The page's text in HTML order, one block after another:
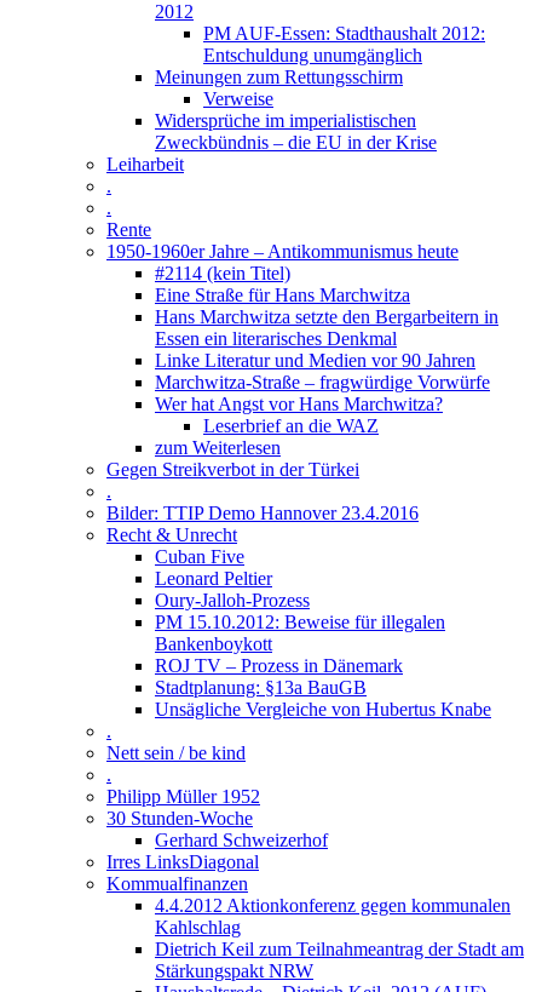
2012
PM AUF-Essen: Stadthaushalt 2012:
Entschuldung unumgänglich
Meinungen zum Rettungsschirm
Verweise
Widersprüche im imperialistischen
Zweckbündnis – die EU in der Krise
Leiharbeit
.
.
Rente
1950-1960er Jahre – Antikommunismus heute
#2114 (kein Titel)
Eine Straße für Hans Marchwitza
Hans Marchwitza setzte den Bergarbeitern in
Essen ein literarisches Denkmal
Linke Literatur und Medien vor 90 Jahren
Marchwitza-Straße – fragwürdige Vorwürfe
Wer hat Angst vor Hans Marchwitza?
Leserbrief an die WAZ
zum Weiterlesen
Gegen Streikverbot in der Türkei
.
Bilder: TTIP Demo Hannover 23.4.2016
Recht & Unrecht
Cuban Five
Leonard Peltier
Oury-Jalloh-Prozess
PM 15.10.2012: Beweise für illegalen
Bankenboykott
ROJ TV – Prozess in Dänemark
Stadtplanung: §13a BauGB
Unsägliche Vergleiche von Hubertus Knabe
.
Nett sein / be kind
.
Philipp Müller 1952
30 Stunden-Woche
Gerhard Schweizerhof
Irres LinksDiagonal
Kommualfinanzen
4.4.2012 Aktionkonferenz gegen kommunalen
Kahlschlag
Dietrich Keil zum Teilnahmeantrag der Stadt am
Stärkungspakt NRW